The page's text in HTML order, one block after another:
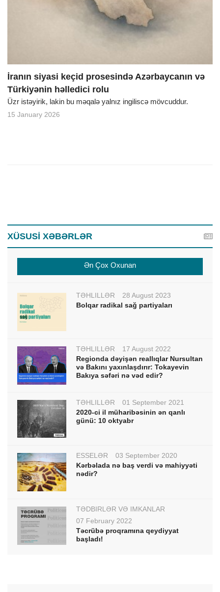
İranın siyasi keçid prosesində Azərbaycanın və
Türkiyənin həlledici rolu
Üzr istəyirik, lakin bu məqalə yalnız ingiliscə mövcuddur.
15 January 2026
XÜSUSİ XƏBƏRLƏR
Ən Çox Oxunan
TƏHLİLLƏR
28 August 2023
Bolqar radikal sağ partiyaları
TƏHLİLLƏR
17 August 2022
Regionda dəyişən reallıqlar Nursultan
və Bakını yaxınlaşdırır: Tokayevin
Bakıya səfəri nə vəd edir?
TƏHLİLLƏR
01 September 2021
2020-ci il müharibəsinin ən qanlı
günü: 10 oktyabr
ESSELƏR
03 September 2020
Kərbəlada nə baş verdi və mahiyyəti
nədir?
TƏDBİRLƏR VƏ İMKANLAR
07 February 2022
Təcrübə proqramına qeydiyyat
başladı!